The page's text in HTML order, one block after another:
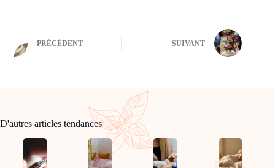
PRÉCÉDENT SUIVANT
D'autres articles tendances